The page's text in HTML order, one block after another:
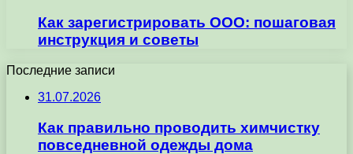
Как зарегистрировать ООО: пошаговая
инструкция и советы
Последние записи
31.07.2026
Как правильно проводить химчистку
повседневной одежды дома